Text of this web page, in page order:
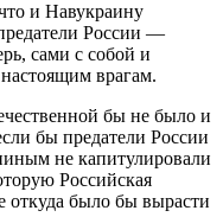
и Навукраину
России —
сами с собой и
врагам.
бы не было и
бы предатели России
не капитулировали
Российская
было бы вырасти